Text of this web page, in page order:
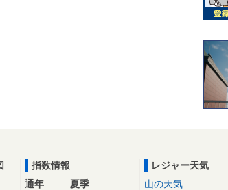
指数情報
通年
夏季
レジャー天気
山の天気